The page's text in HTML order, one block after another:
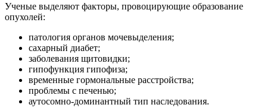
Ученые выделяют факторы, провоцирующие образование
опухолей:
патология органов мочевыделения;
сахарный диабет;
заболевания щитовидки;
гипофункция гипофиза;
временные гормональные расстройства;
проблемы с печенью;
аутосомно-доминантный тип наследования.